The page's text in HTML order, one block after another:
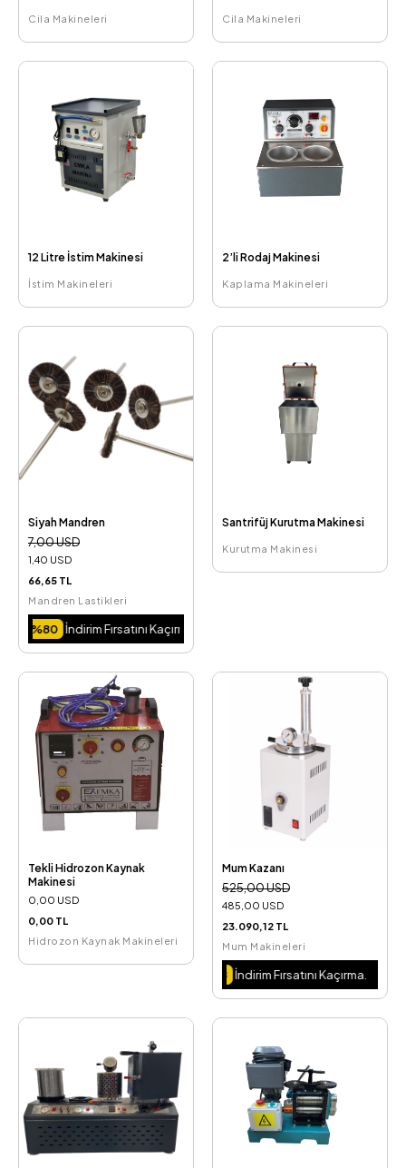
Cila Makineleri Cila Makineleri
12 Litre İstim Makinesi
İstim Makineleri
2’li Rodaj Makinesi
Kaplama Makineleri
Siyah Mandren
7,00 USD
1,40 USD
66,65 TL
Mandren Lastikleri
Fırsatını Kaçırma.
Santrifüj Kurutma Makinesi
Kurutma Makinesi
Tekli Hidrozon Kaynak
Makinesi
0,00 USD
0,00 TL
Hidrozon Kaynak Makineleri
Mum Kazanı
525,00 USD
485,00 USD
23.090,12 TL
Mum Makineleri
İndirim Fırsatını Kaçırma.